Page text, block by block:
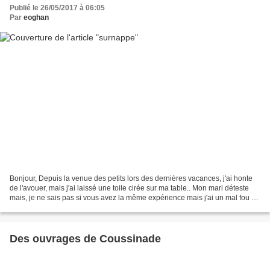
Publié le 26/05/2017 à 06:05
Par eoghan
Bonjour, Depuis la venue des petits lors des dernières vacances, j'ai honte
de l'avouer, mais j'ai laissé une toile cirée sur ma table.. Mon mari déteste
mais, je ne sais pas si vous avez la même expérience mais j'ai un mal fou à
Des ouvrages de Coussinade